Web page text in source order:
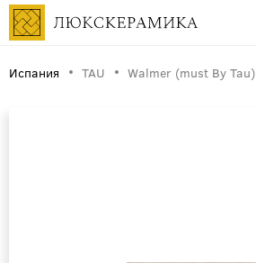
Испания TAU Walmer (must By Tau)